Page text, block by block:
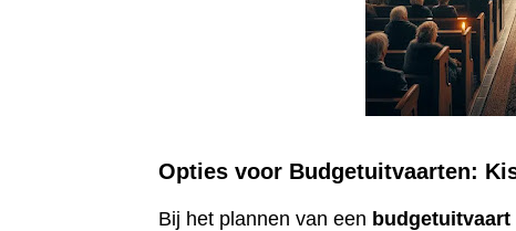
Opties voor Budgetuitvaarten:
Bij het plannen van een budgetuitvaart